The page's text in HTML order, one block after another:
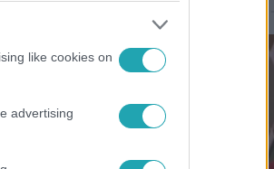
like cookies on
advertising